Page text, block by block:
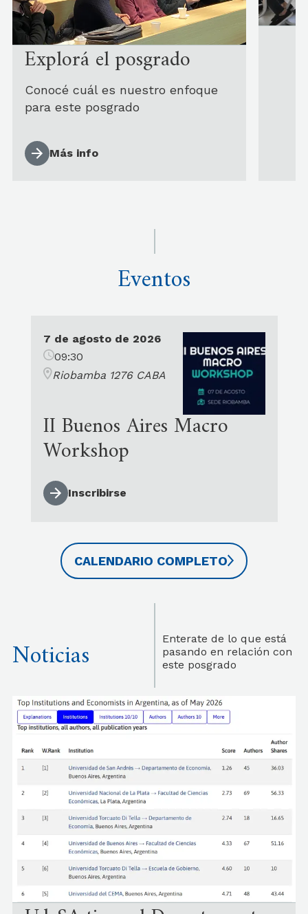
Explorá el posgrado
Conocé cuál es nuestro enfoque
para este posgrado
Más info
Eventos
7 de agosto de 2026
09:30
Riobamba 1276 CABA
II Buenos Aires Macro
Workshop
Inscribirse
CALENDARIO COMPLETO
Noticias
Enterate de lo que está
pasando en relación con
este posgrado